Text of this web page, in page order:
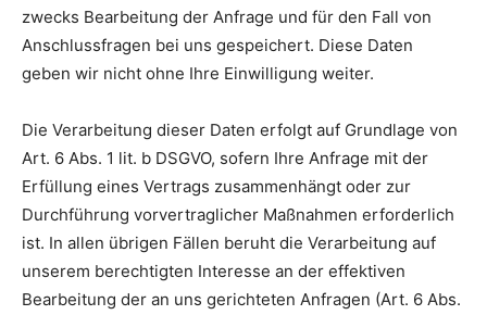
zwecks Bearbeitung der Anfrage und für den Fall von
Anschlussfragen bei uns gespeichert. Diese Daten
geben wir nicht ohne Ihre Einwilligung weiter.
Die Verarbeitung dieser Daten erfolgt auf Grundlage von
Art. 6 Abs. 1 lit. b DSGVO, sofern Ihre Anfrage mit der
Erfüllung eines Vertrags zusammenhängt oder zur
Durchführung vorvertraglicher Maßnahmen erforderlich
ist. In allen übrigen Fällen beruht die Verarbeitung auf
unserem berechtigten Interesse an der effektiven
Bearbeitung der an uns gerichteten Anfragen (Art. 6 Abs.